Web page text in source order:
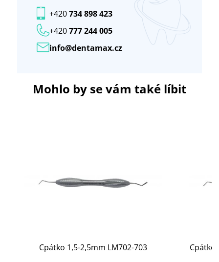
info@dentamax.cz
+420777 244 005
+420734 898 423
Mohlo by se vám také líbit
Cpátko 1,5-2,5mm LM702-703 Cpátko